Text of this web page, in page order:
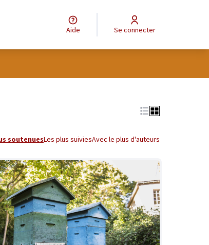
Aide Se connecter
soutenuesLes plus suiviesAvec le plus d'auteurs